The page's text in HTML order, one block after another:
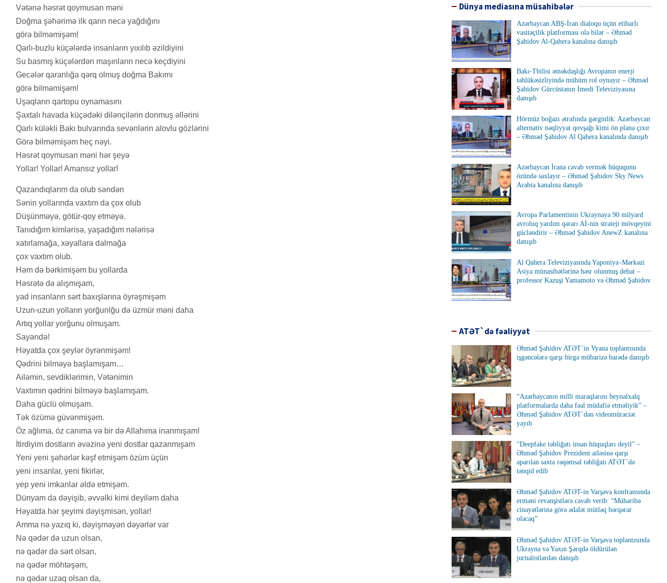
Vətənə həsrət qoymusan məni
Doğma şəhərimə ilk qarın necə yağdığını
görə bilməmişəm!
Qarlı-buzlu küçələrdə insanların yıxılıb əzildiyini
Su basmış küçələrdən maşınların necə keçdiyini
Gecələr qaranlığa qərq olmuş doğma Bakımı
görə bilməmişəm!
Uşaqların qartopu oynamasını
Şaxtalı havada küçədəki dilənçilərin donmuş əllərini
Qarlı küləkli Bakı bulvarında sevənlərin alovlu gözlərini
Görə bilməmişəm heç nəyi.
Həsrət qoymusan məni hər şeyə
Yollar! Yollar! Amansız yollar!
Qazandıqlarım da olub səndən
Sənin yollarında vaxtım da çox olub
Düşünməyə, götür-qoy etməyə.
Tanıdığım kimlərisə, yaşadığım nələrisə
xatırlamağa, xəyallara dalmağa
çox vaxtım olub.
Həm də bərkimişəm bu yollarda
Həsrətə də alışmışam,
yad insanların sərt baxışlarına öyrəşmişəm
Uzun-uzun yolların yorğunlğu də üzmür məni daha
Artıq yollar yorğunu olmuşam.
Sayəndə!
Həyatda çox şeylər öyrənmişəm!
Qədrini bilməyə başlamışam…
Ailəmin, sevdiklərimin, Vətənimin
Vaxtımın qədrini bilməyə başlamışam.
Daha güclü olmuşam.
Tək özümə güvənmişəm.
Öz ağlıma, öz canıma və bir də Allahıma inanmışam!
İtirdiyim dostların əvəzinə yeni dostlar qazanmışam
Yeni yeni şəhərlər kəşf etmişəm özüm üçün
yeni insanlar, yeni fikirlər,
yep yeni imkanlar əldə etmişəm.
Dünyam da dəyişib, əvvəlki kimi deyiləm daha
Həyatda hər şeyimi dəyişmisən, yollar!
Amma nə yazıq ki, dəyişməyən dəyərlər var
Nə qədər də uzun olsan,
nə qədər də sərt olsan,
nə qədər möhtəşəm,
nə qədər uzaq olsan da,
Dünya mediasına müsahibələr
Azərbaycan ABŞ-İran dialoqu üçün etibarlı
vasitəçilik platforması ola bilər – Əhməd
Şahidov Al-Qahera kanalına danışıb
Bakı-Tbilisi əməkdaşlığı Avropanın enerji
təhlükəsizliyində mühüm rol oynayır – Əhməd
Şahidov Gürcüstanın İmedi Televiziyasına
danışıb
Hörmüz boğazı ətrafında gərginlik: Azərbaycan
alternativ nəqliyyat qovşağı kimi ön plana çıxır
– Əhməd Şahidov Al Qahera kanalında danışıb
Azərbaycan İrana cavab vermək hüququnu
özündə saxlayır – Əhməd Şahidov Sky News
Arabia kanalına danışıb
Avropa Parlamentinin Ukraynaya 90 milyard
avroluq yardım qərarı Aİ-nin strateji mövqeyini
gücləndirir – Əhməd Şahidov AnewZ kanalına
danışıb
Al Qahera Televiziyasında Yaponiya–Mərkəzi
Asiya münasibətlərinə həsr olunmuş debat –
professor Kazuşi Yamamoto və Əhməd Şahidov
ATƏT`də fəaliyyət
Əhməd Şahidov ATƏT`in Vyana toplantısında
işgəncələrə qarşı birgə mübarizə barədə danışıb
“Azərbaycanın milli maraqlarını beynəlxalq
platformalarda daha fəal müdafiə etməliyik” –
Əhməd Şahidov ATƏT`dən videomüraciət
yayıb
“Deepfake təbliğatı insan hüquqları deyil” –
Əhməd Şahidov Prezident ailəsinə qarşı
aparılan saxta rəqəmsal təbliğatı ATƏT`də
tənqid edib
Əhməd Şahidov ATƏT-in Varşava konfransında
erməni revanşistlərə cavab verib: “Müharibə
cinayətlərinə görə ədalət mütləq bərqərar
olacaq”
Əhməd Şahidov ATƏT-in Varşava toplantısında
Ukrayna və Yaxın Şərqdə öldürülən
jurnalistlərdən danışıb